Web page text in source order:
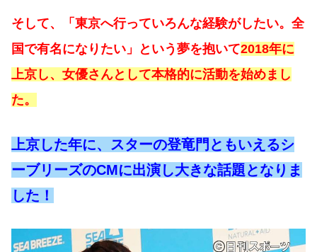
そして、「東京へ行っていろんな経験がしたい。全
国で有名になりたい」という夢を抱いて2018年に
上京し、女優さんとして本格的に活動を始めまし
た。
上京した年に、スターの登竜門ともいえるシ
ーブリーズのCMに出演し大きな話題となりま
した！